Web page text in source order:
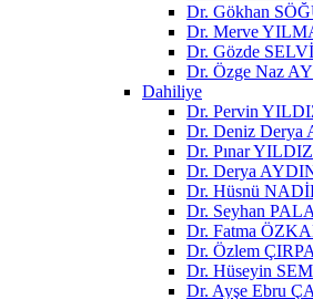
Dr. Gökhan
Dr. Merve
Dr. Gözde
Dr. Özge Naz AY
Dahiliye
Dr. Pervin
Dr. Deniz Derya
Dr. Pınar YILDIZ
Dr. Derya
Dr. Hüsnü
Dr. Seyhan
Dr. Fatma
Dr. Özlem
Dr. Hüseyin
Dr. Ayşe Ebru